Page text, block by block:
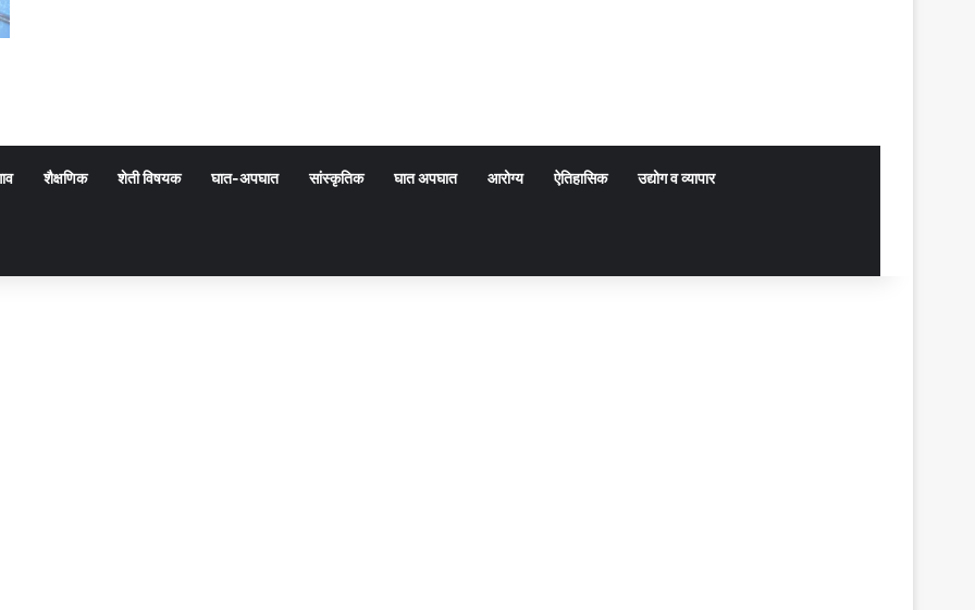
शैक्षणिक शेती विषयक घात-अपघात सांस्कृतिक घात अपघात आरोग्य ऐतिहासिक उद्योग व व्यापार